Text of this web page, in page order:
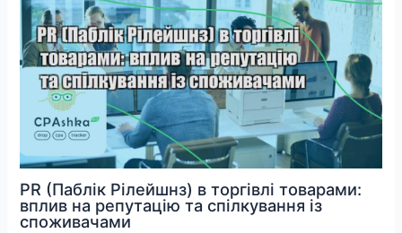
PR (Паблік Рілейшнз) в торгівлі товарами:
вплив на репутацію та спілкування із
споживачами